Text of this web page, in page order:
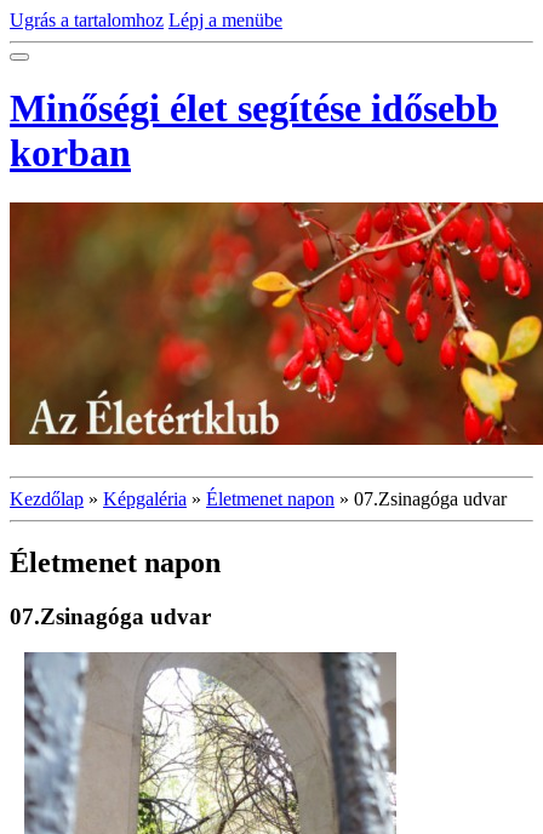
Ugrás a tartalomhoz Lépj a menübe
Minőségi élet segítése idősebb
korban
Kezdőlap » Képgaléria » Életmenet napon » 07.Zsinagóga udvar
Életmenet napon
07.Zsinagóga udvar